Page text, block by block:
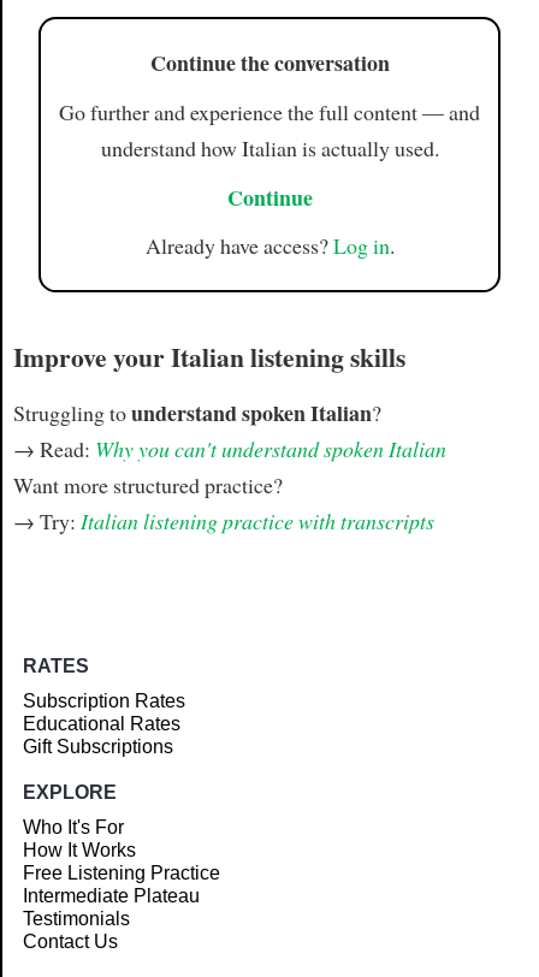
Continue the conversation
Go further and experience the full content — and
understand how Italian is actually used.
Continue
Already have access?Log in.
Improve your Italian listening skills
Struggling tounderstand spoken Italian?
→ Read: Why you can't understand spoken Italian
Want more structured practice?
→ Try: Italian listening practice with transcripts
RATES
Subscription Rates
Educational Rates
Gift Subscriptions
EXPLORE
Who It's For
How It Works
Free Listening Practice
Intermediate Plateau
Testimonials
Contact Us